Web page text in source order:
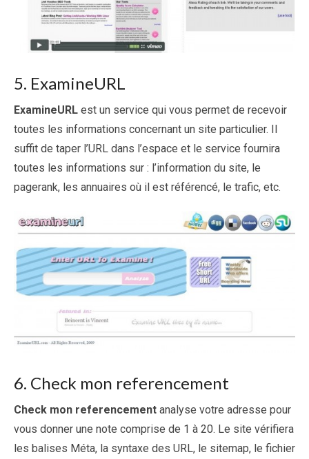
5. ExamineURL
ExamineURL est un service qui vous permet de recevoir
toutes les informations concernant un site particulier. Il
suffit de taper l’URL dans l’espace et le service fournira
toutes les informations sur : l’information du site, le
pagerank, les annuaires où il est référencé, le trafic, etc.
6. Check mon referencement
Check mon referencement analyse votre adresse pour
vous donner une note comprise de 1 à 20. Le site vérifiera
les balises Méta, la syntaxe des URL, le sitemap, le fichier